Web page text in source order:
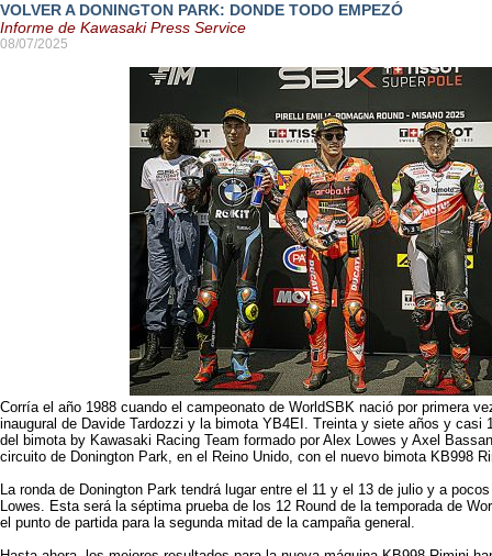
VOLVER A DONINGTON PARK: DONDE TODO EMPEZÓ
Informe de Kawasaki Press Service
08/07/2025
Corría el año 1988 cuando el campeonato de WorldSBK nació por primera
inaugural de Davide Tardozzi y la bimota YB4EI. Treinta y siete años y casi
del bimota by Kawasaki Racing Team formado por Alex Lowes y Axel
circuito de Donington Park, en el Reino Unido, con el nuevo bimota KB998
La ronda de Donington Park tendrá lugar entre el 11 y el 13 de julio y a
Lowes. Esta será la séptima prueba de los 12 Round de la temporada de
el punto de partida para la segunda mitad de la campaña general.